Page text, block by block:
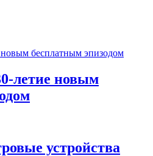
летие новым
устройства